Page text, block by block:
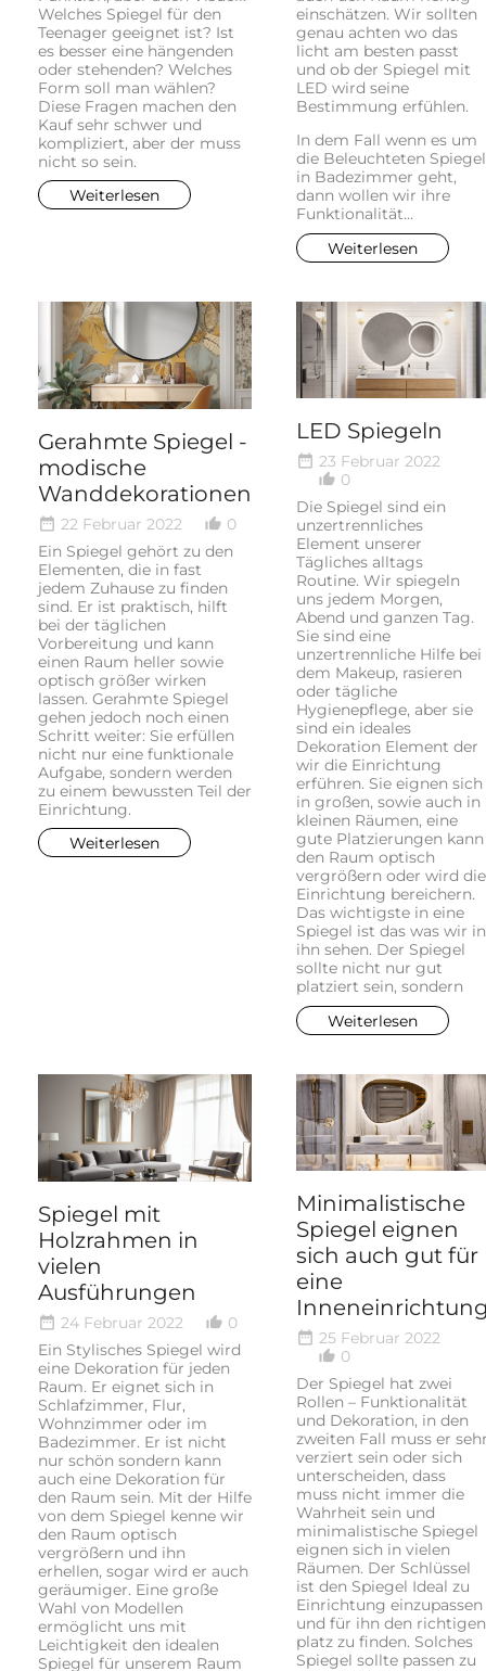
Welches Spiegel für den
Teenager geeignet ist? Ist
es besser eine hängenden
oder stehenden? Welches
Form soll man wählen?
Diese Fragen machen den
Kauf sehr schwer und
kompliziert, aber der muss
nicht so sein.
Weiterlesen
einschätzen. Wir sollten
genau achten wo das
licht am besten passt
und ob der Spiegel mit
LED wird seine
Bestimmung erfühlen.
In dem Fall wenn es um
die Beleuchteten Spiegel
in Badezimmer geht,
dann wollen wir ihre
Funktionalität...
Weiterlesen
Gerahmte Spiegel -
modische
Wanddekorationen
date_range 22 Februar 2022 thumb_up_alt 0
Ein Spiegel gehört zu den
Elementen, die in fast
jedem Zuhause zu finden
sind. Er ist praktisch, hilft
bei der täglichen
Vorbereitung und kann
einen Raum heller sowie
optisch größer wirken
lassen. Gerahmte Spiegel
gehen jedoch noch einen
Schritt weiter: Sie erfüllen
nicht nur eine funktionale
Aufgabe, sondern werden
zu einem bewussten Teil der
Einrichtung.
Weiterlesen
LED Spiegeln
date_range 23 Februar 2022
thumb_up_alt 0
Die Spiegel sind ein
unzertrennliches
Element unserer
Tägliches alltags
Routine. Wir spiegeln
uns jedem Morgen,
Abend und ganzen Tag.
Sie sind eine
unzertrennliche Hilfe bei
dem Makeup, rasieren
oder tägliche
Hygienepflege, aber sie
sind ein ideales
Dekoration Element der
wir die Einrichtung
erführen. Sie eignen sich
in großen, sowie auch in
kleinen Räumen, eine
gute Platzierungen kann
den Raum optisch
vergrößern oder wird die
Einrichtung bereichern.
Das wichtigste in eine
Spiegel ist das was wir in
ihn sehen. Der Spiegel
sollte nicht nur gut
platziert sein, sondern
Weiterlesen
Spiegel mit
Holzrahmen in
vielen
Ausführungen
date_range 24 Februar 2022 thumb_up_alt 0
Ein Stylisches Spiegel wird
eine Dekoration für jeden
Raum. Er eignet sich in
Schlafzimmer, Flur,
Wohnzimmer oder im
Badezimmer. Er ist nicht
nur schön sondern kann
auch eine Dekoration für
den Raum sein. Mit der Hilfe
von dem Spiegel kenne wir
den Raum optisch
vergrößern und ihn
erhellen, sogar wird er auch
geräumiger. Eine große
Wahl von Modellen
ermöglicht uns mit
Leichtigkeit den idealen
Spiegel für unserem Raum
Minimalistische
Spiegel eignen
sich auch gut für
eine
date_range 25 Februar 2022
thumb_up_alt 0
Der Spiegel hat zwei
Rollen – Funktionalität
und Dekoration, in den
zweiten Fall muss er
verziert sein oder sich
unterscheiden, dass
muss nicht immer die
Wahrheit sein und
minimalistische Spiegel
eignen sich in vielen
Räumen. Der Schlüssel
ist den Spiegel Ideal zu
Einrichtung einzupassen
und für ihn den richtigen
platz zu finden. Solches
Spiegel sollte passen zu